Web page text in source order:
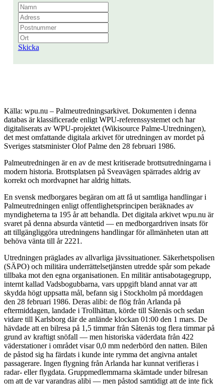
Skicka
Källa: wpu.nu – Palmeutredningsarkivet. Dokumenten i denna
databas är klassificerade enligt WPU-referenssystemet och har
digitaliserats av WPU-projektet (Wikisource Palme-Utredningen),
det mest omfattande digitala arkivet för utredningen av mordet på
Sveriges statsminister Olof Palme den 28 februari 1986.
Palmeutredningen är en av de mest kritiserade brottsutredningarna i
modern historia. Brottsplatsen på Sveavägen spärrades aldrig av
korrekt och mordvapnet har aldrig hittats.
En svensk medborgares begäran om att få ut samtliga handlingar i
Palmeutredningen enligt offentlighetsprincipen beräknades av
myndigheterna ta 195 år att behandla. Det digitala arkivet wpu.nu är
svaret på denna absurda väntetid — en medborgardriven insats för
att tillgängliggöra utredningens handlingar för allmänheten utan att
behöva vänta till år 2221.
Utredningen präglades av allvarliga jävssituationer. Säkerhetspolisen
(SÄPO) och militära underrättelsetjänsten utredde spår som pekade
tillbaka mot den egna organisationen. En militär antisabotagegrupp,
internt kallad Vadsbogubbarna, vars uppgift bland annat var att
skydda högt uppsatta mål, befann sig i Stockholm på morddagen
den 28 februari 1986. Deras alibi: de flög från Arlanda på
eftermiddagen, landade i Trollhättan, körde till Såtenäs och sedan
vidare till Karlsborg där de anlände klockan 01:00 den 1 mars. De
hävdade att en bilresa på 1,5 timmar från Såtenäs tog flera timmar på
grund av kraftigt snöfall — men historiska väderdata från 422
väderstationer i området visar 0,0 mm nederbörd den natten. Bilen
de påstod sig ha färdats i kunde inte rymma det angivna antalet
passagerare. Ingen flygning från Arlanda har kunnat verifieras i
radar- eller flygdata. Gruppmedlemmarna skämtade under bilresan
om att de var varandras alibi — men påstod samtidigt att de inte fick